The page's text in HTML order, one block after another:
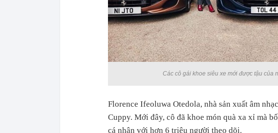
Các cô gái khoe siêu xe mới được tậu của
Florence Ifeoluwa Otedola, nhà sản xuất âm
Cuppy. Mới đây, cô đã khoe món quà xa xỉ mà
cá nhân với hơn 6 triệu người theo dõi.